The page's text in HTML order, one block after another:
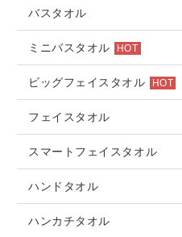
バスタオル
ミニバスタオル HOT
ビッグフェイスタオル HOT
フェイスタオル
スマートフェイスタオル
ハンドタオル
ハンカチタオル